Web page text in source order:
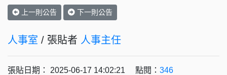
上一則公告 下一則公告
人事室 / 張貼者 人事主任
張貼日期： 2025-06-17 14:02:21 點閱： 346